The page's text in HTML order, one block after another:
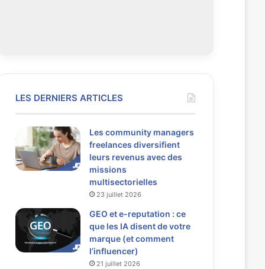
LES DERNIERS ARTICLES
Les community managers
freelances diversifient
leurs revenus avec des
missions
multisectorielles
23 juillet 2026
GEO et e-reputation : ce
que les IA disent de votre
marque (et comment
l’influencer)
21 juillet 2026